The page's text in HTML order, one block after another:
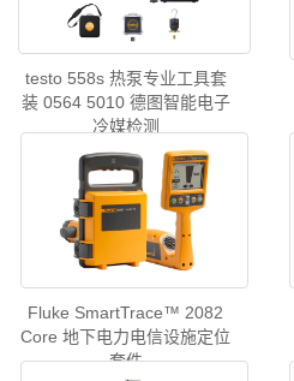
testo 558s 热泵专业工具套
装 0564 5010 德图智能电子
冷媒检测
Fluke SmartTrace™ 2082
Core 地下电力电信设施定位
套件